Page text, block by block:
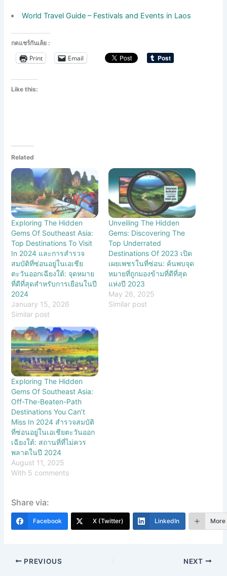
World Travel Guide – Festivals and Events in Laos
กดแชร์กันเล้ย :
Print Email
Like this:
Related
Exploring The Hidden
Gems Of Southeast Asia:
Top Destinations To Visit
In 2024 และการสำรวจ
สมบัติที่ซ่อนอยู่ในเอเชีย
ตะวันออกเฉียงใต้: จุดหมาย
ที่ดีที่สุดสำหรับการเยือนในปี
2024
January 15, 2026
Similar post
Unveiling The Hidden
Gems: Discovering The
Top Underrated
Destinations Of 2023 เปิด
เผยเพชรในที่ซ่อน: ค้นพบจุด
หมายที่ถูกมองข้ามที่ดีที่สุด
แห่งปี 2023
May 26, 2025
Similar post
Exploring The Hidden
Gems Of Southeast Asia:
Off-The-Beaten-Path
Destinations You Can’t
Miss In 2024 สำรวจสมบัติ
ที่ซ่อนอยู่ในเอเชียตะวันออก
เฉียงใต้: สถานที่ที่ไม่ควร
พลาดในปี 2024
August 11, 2025
With 5 comments
Share via:
Facebook X (Twitter) LinkedIn More
PREVIOUS NEXT